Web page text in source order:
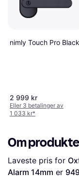
nimly Touch Pro Black
2 999 kr
Eller 3 betalinger av
1 033 kr*
Om
Laveste pris for
Alarm 14mm er